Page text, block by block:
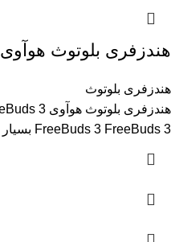
هندزفری بلوتوث هوآوی FreeBuds 3
هندزفری بلوتوث
FreeBuds 3 FreeBuds 3 بسیار شبیه AirPods است ، مانند بسیاری